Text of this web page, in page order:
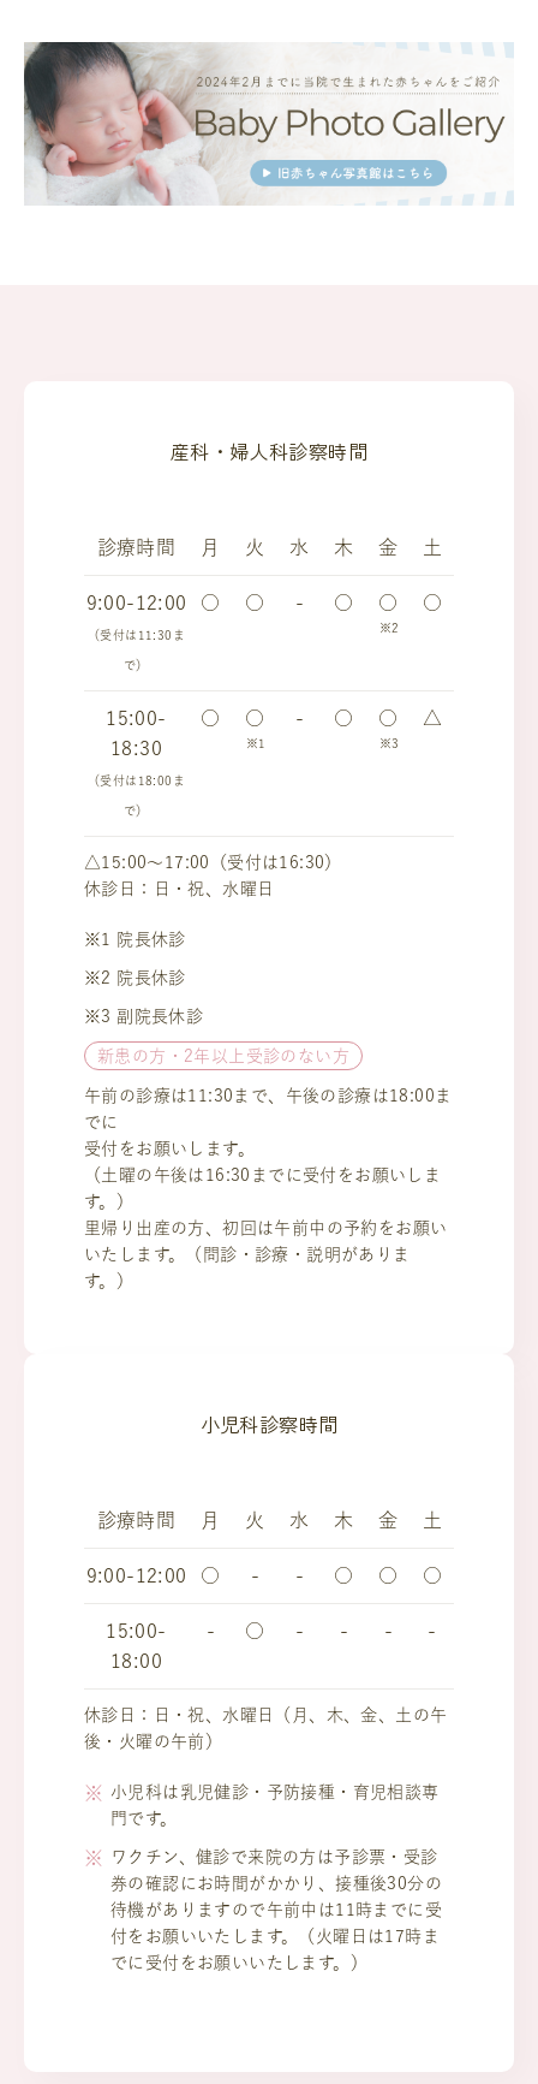
産科・婦人科診察時間
診療時間 月 火 水 木 金 土
9:00-12:00
（受付は11:30ま
で）
○ ○ - ○ ○
※2
○
15:00-
18:30
（受付は18:00ま
で）
○ ○
※1
- ○ ○
※3
△
△15:00～17:00（受付は16:30）
休診日：日・祝、水曜日
※1 院長休診
※2 院長休診
※3 副院長休診
新患の方・2年以上受診のない方
午前の診療は11:30まで、午後の診療は18:00ま
でに
受付をお願いします。
（土曜の午後は16:30までに受付をお願いしま
す。）
里帰り出産の方、初回は午前中の予約をお願い
いたします。（問診・診療・説明がありま
す。）
小児科診察時間
診療時間 月 火 水 木 金 土
9:00-12:00 ○ - - ○ ○ ○
15:00-
18:00
- ○ - - - -
休診日：日・祝、水曜日（月、木、金、土の午
後・火曜の午前）
小児科は乳児健診・予防接種・育児相談専
門です。
ワクチン、健診で来院の方は予診票・受診
券の確認にお時間がかかり、接種後30分の
待機がありますので午前中は11時までに受
付をお願いいたします。（火曜日は17時ま
でに受付をお願いいたします。）